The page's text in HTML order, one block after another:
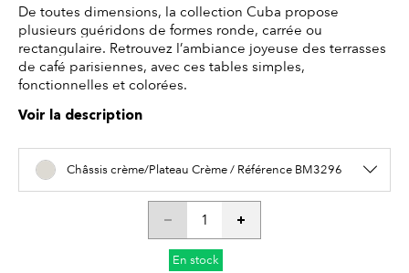
De toutes dimensions, la collection Cuba propose
plusieurs guéridons de formes ronde, carrée ou
rectangulaire. Retrouvez l’ambiance joyeuse des terrasses
de café parisiennes, avec ces tables simples,
fonctionnelles et colorées.
Voir la description
Châssis crème/Plateau Crème / Référence BM3296
En stock